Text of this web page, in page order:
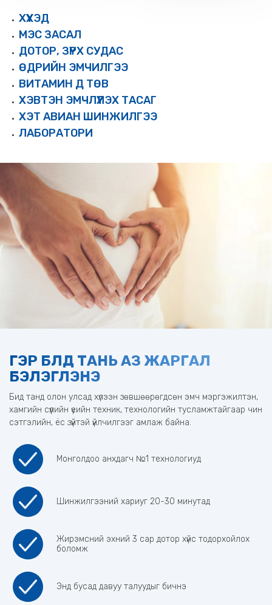
ХҮҮХЭД
МЭС ЗАСАЛ
ДОТОР, ЗҮРХ СУДАС
ӨДРИЙН ЭМЧИЛГЭЭ
ВИТАМИН Д ТӨВ
ХЭВТЭН ЭМЧЛҮҮЛЭХ ТАСАГ
ХЭТ АВИАН ШИНЖИЛГЭЭ
ЛАБОРАТОРИ
ГЭР БҮЛД ТАНЬ АЗ ЖАРГАЛ
БЭЛЭГЛЭНЭ
Бид танд олон улсад хүлээн зөвшөөрөгдсөн эмч мэргэжилтэн,
хамгийн сүүлийн үеийн техник, технологийн тусламжтайгаар чин
сэтгэлийн, ёс зүйтэй үйлчилгээг амлаж байна.
Монголдоо анхдагч №1 технологиуд
Шинжилгээний хариуг 20-30 минутад
Жирэмсний эхний 3 сар дотор хүйс тодорхойлох
боломж
Энд бусад давуу талуудыг бичнэ